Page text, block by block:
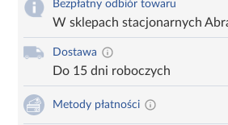
Bezpłatny odbiór towaru
W sklepach stacjonarnych
Dostawa
Do 15 dni roboczych
Metody płatności